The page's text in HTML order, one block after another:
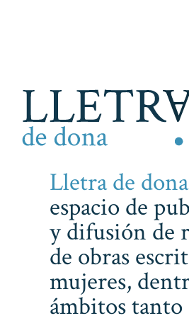
Lletra de dona
espacio de
y difusión de
de obras
mujeres,
ámbitos tanto